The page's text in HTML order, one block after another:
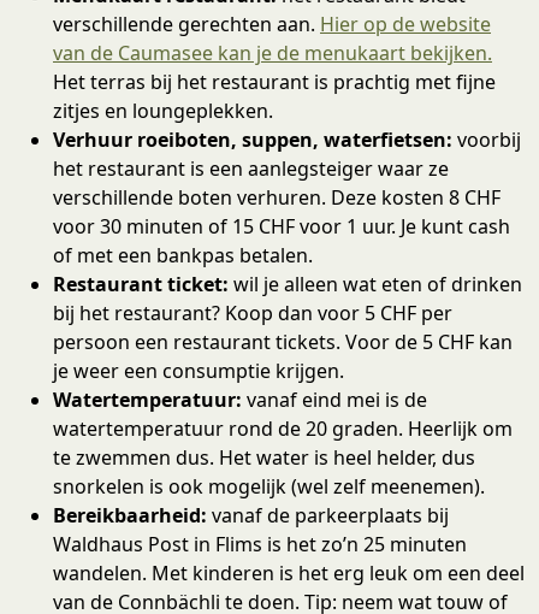
verschillende gerechten aan. Hier op de website
van de Caumasee kan je de menukaart bekijken.
Het terras bij het restaurant is prachtig met fijne
zitjes en loungeplekken.
Verhuur roeiboten, suppen, waterfietsen: voorbij
het restaurant is een aanlegsteiger waar ze
verschillende boten verhuren. Deze kosten 8 CHF
voor 30 minuten of 15 CHF voor 1 uur. Je kunt cash
of met een bankpas betalen.
Restaurant ticket: wil je alleen wat eten of drinken
bij het restaurant? Koop dan voor 5 CHF per
persoon een restaurant tickets. Voor de 5 CHF kan
je weer een consumptie krijgen.
Watertemperatuur: vanaf eind mei is de
watertemperatuur rond de 20 graden. Heerlijk om
te zwemmen dus. Het water is heel helder, dus
snorkelen is ook mogelijk (wel zelf meenemen).
Bereikbaarheid: vanaf de parkeerplaats bij
Waldhaus Post in Flims is het zo’n 25 minuten
wandelen. Met kinderen is het erg leuk om een deel
van de Connbächli te doen. Tip: neem wat touw of